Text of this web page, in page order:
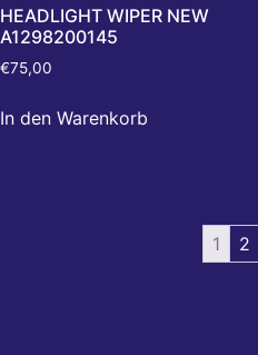
HEADLIGHT WIPER NEW
A1298200145
€75,00
In den Warenkorb
1 2